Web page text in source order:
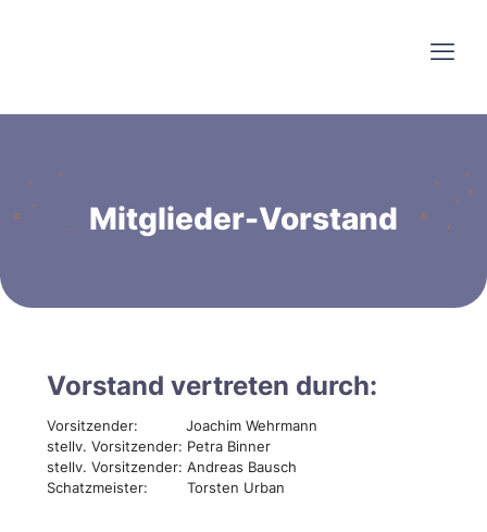
Mitglieder-Vorstand
Vorstand vertreten durch:
Vorsitzender: Joachim Wehrmann
stellv. Vorsitzender: Petra Binner
stellv. Vorsitzender: Andreas Bausch
Schatzmeister: Torsten Urban